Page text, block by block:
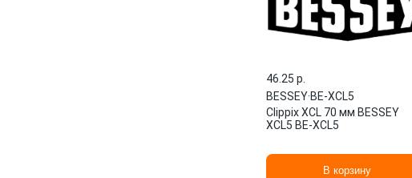
46.25 p.
BESSEY·BE-XCL5
Clippix XCL 70 мм BESSEY
XCL5 BE-XCL5
В корзину